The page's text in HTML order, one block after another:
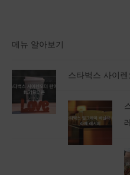
메뉴 알아보기
스타벅스 사이